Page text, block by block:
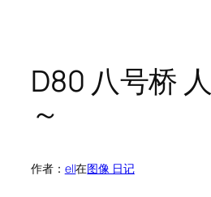
D80 八号桥
～
作者： ell在图像 日记